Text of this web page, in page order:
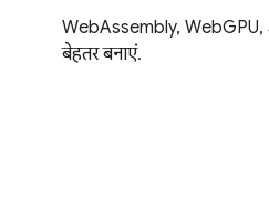
WebAssembly,
बेहतर बनाएं.